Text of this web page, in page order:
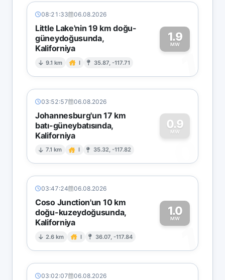
08:21:33 06.08.2026
Little Lake'nin 19 km doğu-
güneydoğusunda,
Kaliforniya
9.1 km I 35.87, -117.71
1.9
MW
1
03:52:57 06.08.2026
Johannesburg'un 17 km
batı-güneybatısında,
Kaliforniya
7.1 km I 35.32, -117.82
0.9
MW
0
03:47:24 06.08.2026
Coso Junction'un 10 km
doğu-kuzeydoğusunda,
Kaliforniya
2.6 km I 36.07, -117.84
1.0
MW
1
03:02:07 06.08.2026